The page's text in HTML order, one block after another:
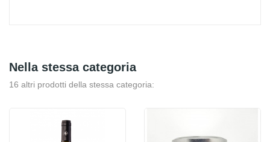
Nella stessa categoria
16 altri prodotti della stessa categoria: